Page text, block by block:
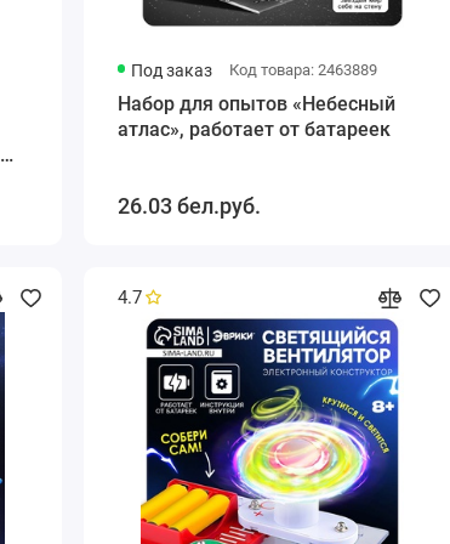
Под заказ Код товара: 2463889
Набор для опытов «Небесный
атлас», работает от батареек
26.03 бел.руб.
4.7